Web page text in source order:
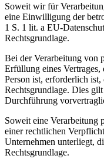
Soweit wir für
eine Einwilligung der
1 S. 1 lit. a EU-
Rechtsgrundlage.
Bei der Verarbeitung von
Erfüllung eines Vertrages,
Person ist, erforderlich
Rechtsgrundlage. Dies
Durchführung
Soweit eine Verarbeitung
einer rechtlichen
Unternehmen unterliegt,
Rechtsgrundlage.